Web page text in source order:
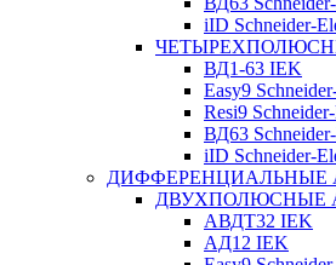
iID Schneider-
ВД1-63 IEK
Easy9
Resi9
ВД63
iID Schneider-
ДИФФЕРЕНЦИАЛЬНЫЕ
ДВУХПОЛЮСНЫЕ
АВДТ32 IEK
АД12 IEK